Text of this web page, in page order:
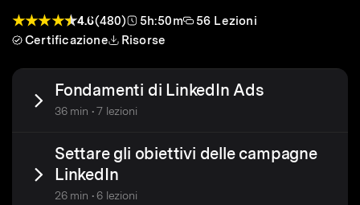
4.6(480) 5h:50m
56 Lezioni
Certificazione
Risorse
Fondamenti di LinkedIn Ads
36 min • 7 lezioni
Settare gli obiettivi delle campagne
LinkedIn
26 min • 6 lezioni